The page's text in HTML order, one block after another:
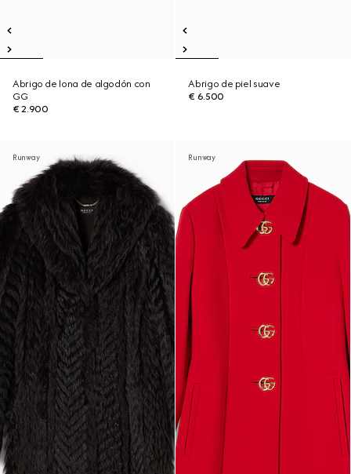
Abrigo de lona de algodón con
GG
€ 2.900
Abrigo de piel suave
€ 6.500
Runway Runway